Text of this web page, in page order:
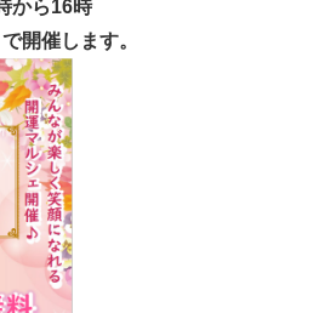
から16時
開催します。